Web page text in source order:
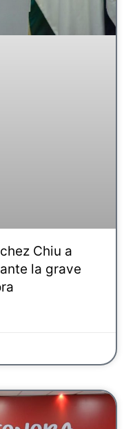
Chiu a
la grave